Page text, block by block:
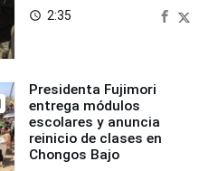
access_time 2:35
Presidenta Fujimori
entrega módulos
escolares y anuncia
reinicio de clases en
Chongos Bajo